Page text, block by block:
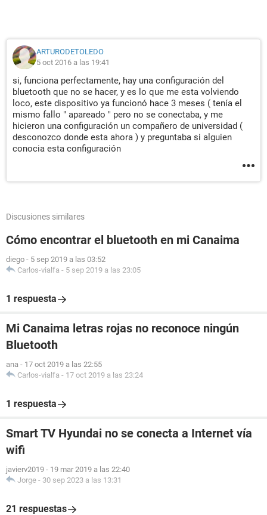
ARTURODETOLEDO
5 oct 2016 a las 19:41
si, funciona perfectamente, hay una configuración del
bluetooth que no se hacer, y es lo que me esta volviendo
loco, este dispositivo ya funcionó hace 3 meses ( tenía el
mismo fallo " apareado " pero no se conectaba, y me
hicieron una configuración un compañero de universidad (
desconozco donde esta ahora ) y preguntaba si alguien
conocia esta configuración
Discusiones similares
Cómo encontrar el bluetooth en mi Canaima
diego - 5 sep 2019 a las 03:52
Carlos-vialfa - 5 sep 2019 a las 23:05
1 respuesta
Mi Canaima letras rojas no reconoce ningún
Bluetooth
ana - 17 oct 2019 a las 22:55
Carlos-vialfa - 17 oct 2019 a las 23:24
1 respuesta
Smart TV Hyundai no se conecta a Internet vía
wifi
javierv2019 - 19 mar 2019 a las 22:40
Jorge - 30 sep 2023 a las 13:31
21 respuestas